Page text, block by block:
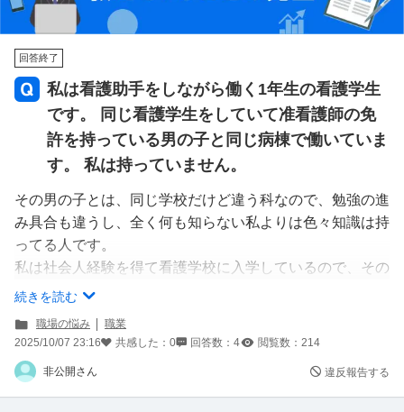
回答終了
私は看護助手をしながら働く1年生の看護学生
です。 同じ看護学生をしていて准看護師の免
許を持っている男の子と同じ病棟で働いていま
す。 私は持っていません。
その男の子とは、同じ学校だけど違う科なので、勉強の進
み具合も違うし、全く何も知らない私よりは色々知識は持
ってる人です。
私は社会人経験を得て看護学校に入学しているので、その
子は21の私は26です。
線で言ってきます。
例えば、〇〇しててよ、〇〇とって など
あとたまに勉強の問題を出されるのですが、
間違ってると、こんなことも分からないの？
続きを読む
職場の悩み
職業
2025/10/07 23:16
共感した： 0 回答数： 4 閲覧数： 214
非公開さん 違反報告する